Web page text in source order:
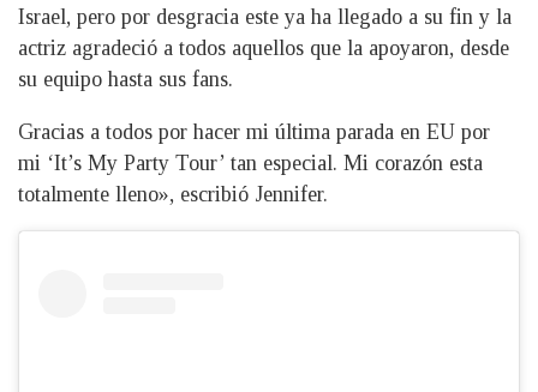
Israel, pero por desgracia este ya ha llegado a su fin y la
actriz agradeció a todos aquellos que la apoyaron, desde
su equipo hasta sus fans.
Gracias a todos por hacer mi última parada en EU por
mi ‘It’s My Party Tour’ tan especial. Mi corazón esta
totalmente lleno», escribió Jennifer.